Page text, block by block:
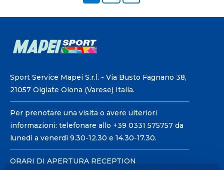
Sport Service Mapei S.r.l. - Via Busto Fagnano 38,
21057 Olgiate Olona (Varese) Italia.
Per prenotare una visita o avere ulteriori
informazioni: telefonare allo +39 0331 575757 da
lunedì a venerdì 9.30-12.30 e 14.30-17.30.
ORARI DI APERTURA RECEPTION